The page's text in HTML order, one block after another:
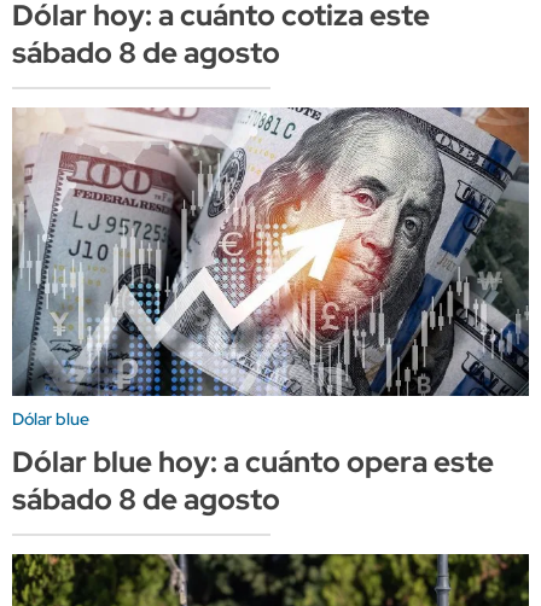
Dólar hoy: a cuánto cotiza este
sábado 8 de agosto
Dólar blue
Dólar blue hoy: a cuánto opera este
sábado 8 de agosto